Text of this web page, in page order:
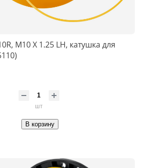
М10 Х 1.25 LH, катушка для
шт
В корзину